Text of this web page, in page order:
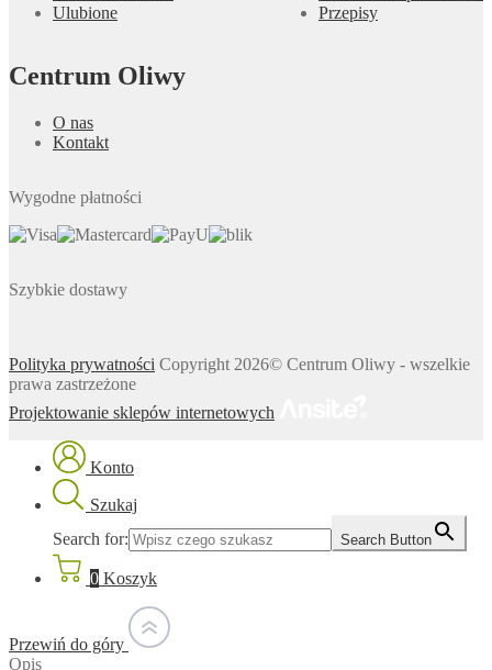
Ulubione
Przepisy
Centrum Oliwy
O nas
Kontakt
Wygodne płatności
Szybkie dostawy
Polityka prywatności Copyright 2026© Centrum Oliwy - wszelkie
prawa zastrzeżone
Projektowanie sklepów internetowych
Konto
Szukaj
Search for:
Search Button
0 Koszyk
Przewiń do góry
Opis